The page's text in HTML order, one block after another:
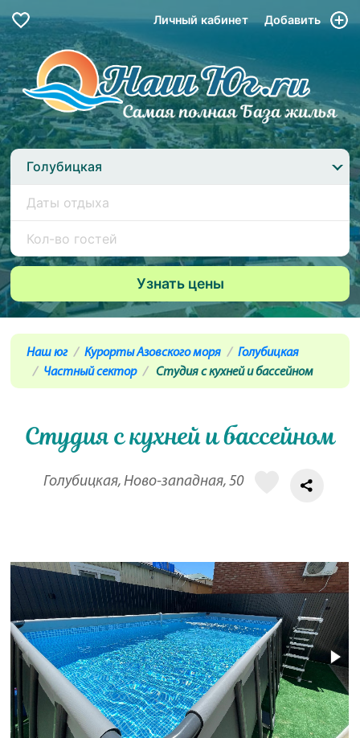
Личный кабинет Добавить
Голубицкая
Наш юг Курорты Азовского моря
Голубицкая
Частный сектор
Студия с кухней и бассейном
Студия с кухней и бассейном
Голубицкая, Ново-западная, 50